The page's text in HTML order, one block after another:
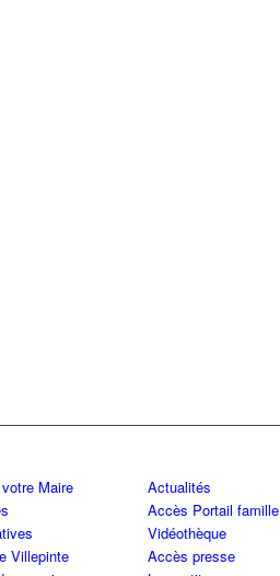
Maire
Villepinte
Actualités
Accès Portail famille
Vidéothèque
Accès presse